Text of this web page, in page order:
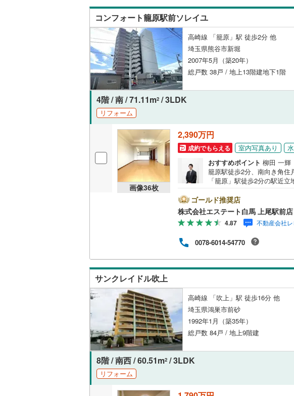
コンフォート籠原駅前ソレイユ
高崎線 「籠原」駅 徒歩2分 他
埼玉県熊谷市新堀
2007年5月（築20年）
総戸数 38戸 / 地上13階建地下1階
4階 / 南 / 71.11m2 / 3LDK
リフォーム
画像36枚
2,390万円
成約でもらえる 室内写真あり
おすすめポイント 柳田 一輝
籠原駅徒歩2分、南向き角住
「籠原」駅徒歩2分の駅近
ンション【リフォーム内容
換IHコンロ交換ウォシュレ
換ハウスクリーニング 他
ービスを無料付保◇無料駐
談サービス実施中◎籠原駅
ゴールド推奨店
株式会社エステート白馬 上尾駅前店
4.87 不動産会社
0078-6014-54770
サンクレイドル吹上
高崎線 「吹上」駅 徒歩16分 他
埼玉県鴻巣市前砂
1992年1月（築35年）
総戸数 84戸 / 地上9階建
8階 / 南西 / 60.51m2 / 3LDK
リフォーム